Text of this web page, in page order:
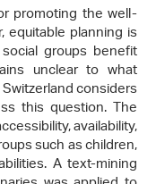
promoting the well-
equitable planning is
groups benefit
unclear to what
considers
this question. The
availability,
such as children,
A text-mining